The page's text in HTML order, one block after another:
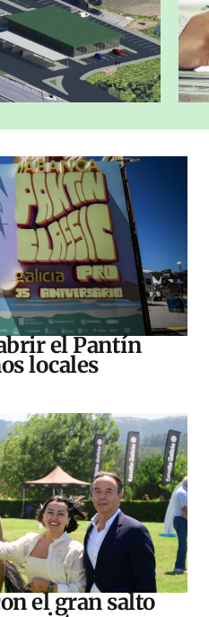
el Pantín
locales
el gran salto